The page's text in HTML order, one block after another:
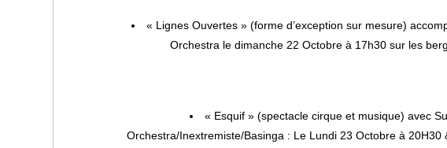
« Lignes Ouvertes » (forme d’exception sur mesure)
Orchestra le dimanche 22 Octobre à 17h30 sur les
« Esquif » (spectacle cirque et musique) avec
Orchestra/Inextremiste/Basinga : Le Lundi 23 Octobre à 20H30